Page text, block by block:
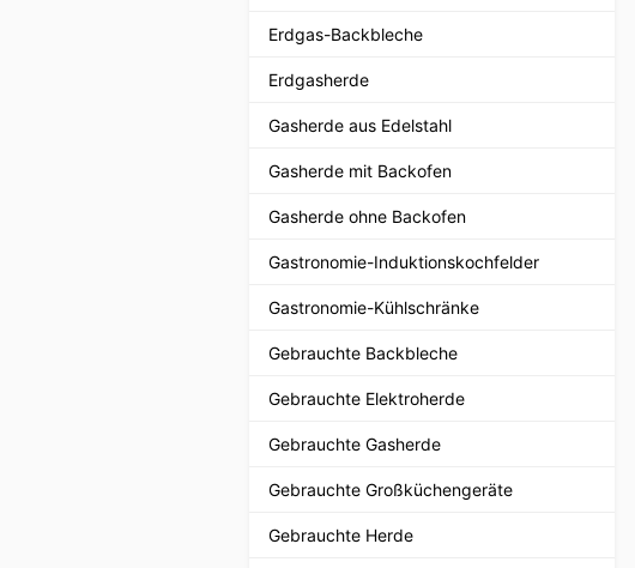
Erdgas-Backbleche
Erdgasherde
Gasherde aus Edelstahl
Gasherde mit Backofen
Gasherde ohne Backofen
Gastronomie-Induktionskochfelder
Gastronomie-Kühlschränke
Gebrauchte Backbleche
Gebrauchte Elektroherde
Gebrauchte Gasherde
Gebrauchte Großküchengeräte
Gebrauchte Herde